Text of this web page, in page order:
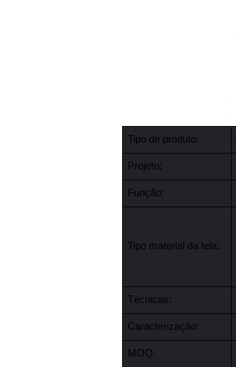
Tipo de produto:
Projeto:
Função:
Tipo material da tela:
Técnicas:
Caracterização:
MOQ: